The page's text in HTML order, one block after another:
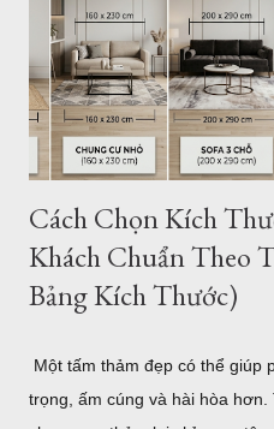
Nội. Với hơn ngàn mẫu thảm
ngủ... Kích thước, tiêu chuẩn
được đặt hàng theo yêu cầu
tiếp về Việt Nam. Vì vậy bạn
mẫu...
Cách Chọn Kích
Khách Chuẩn Theo
Bảng Kích Thước)
Một tấm thảm đẹp có thể giúp
trọng, ấm cúng và hài hòa